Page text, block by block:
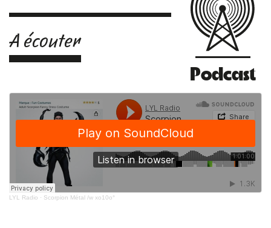
Podcast
A écouter
LYL Radio · Scorpion Métal /w xo10o°